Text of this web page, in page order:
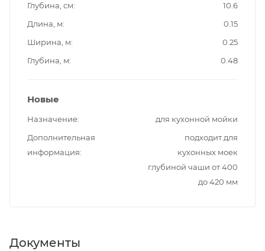
Глубина, см
10.6
Длина, м
0.15
Ширина, м
0.25
Глубина, м
0.48
Новые
Назначение
для кухонной мойки
Дополнительная
информация
подходит для
кухонных моек
глубиной чаши от 400
до 420 мм
Документы